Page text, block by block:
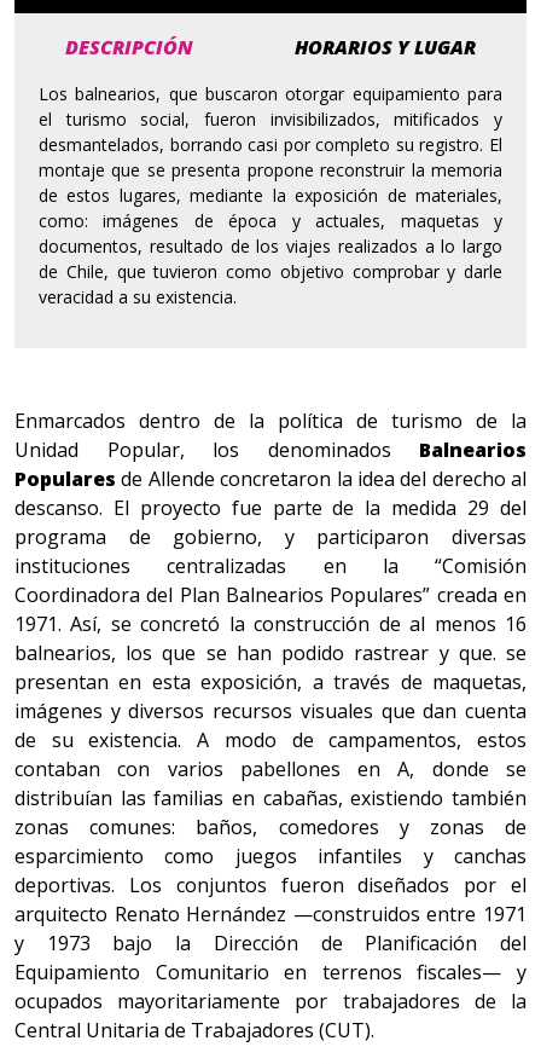
DESCRIPCIÓN HORARIOS Y LUGAR
Los balnearios, que buscaron otorgar equipamiento para
el turismo social, fueron invisibilizados, mitificados y
desmantelados, borrando casi por completo su registro. El
montaje que se presenta propone reconstruir la memoria
de estos lugares, mediante la exposición de materiales,
como: imágenes de época y actuales, maquetas y
documentos, resultado de los viajes realizados a lo largo
de Chile, que tuvieron como objetivo comprobar y darle
veracidad a su existencia.
Enmarcados dentro de la política de turismo de la
Unidad Popular, los denominados Balnearios
Populares de Allende concretaron la idea del derecho al
descanso. El proyecto fue parte de la medida 29 del
programa de gobierno, y participaron diversas
instituciones centralizadas en la “Comisión
Coordinadora del Plan Balnearios Populares” creada en
1971. Así, se concretó la construcción de al menos 16
balnearios, los que se han podido rastrear y que. se
presentan en esta exposición, a través de maquetas,
imágenes y diversos recursos visuales que dan cuenta
de su existencia. A modo de campamentos, estos
contaban con varios pabellones en A, donde se
distribuían las familias en cabañas, existiendo también
zonas comunes: baños, comedores y zonas de
esparcimiento como juegos infantiles y canchas
deportivas. Los conjuntos fueron diseñados por el
arquitecto Renato Hernández —construidos entre 1971
y 1973 bajo la Dirección de Planificación del
Equipamiento Comunitario en terrenos fiscales— y
ocupados mayoritariamente por trabajadores de la
Central Unitaria de Trabajadores (CUT).